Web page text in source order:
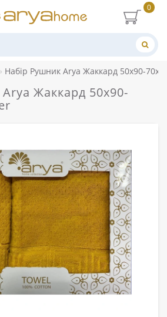
0
Набір Рушник Arya Жаккард 50x90-
Жаккард 50x90-